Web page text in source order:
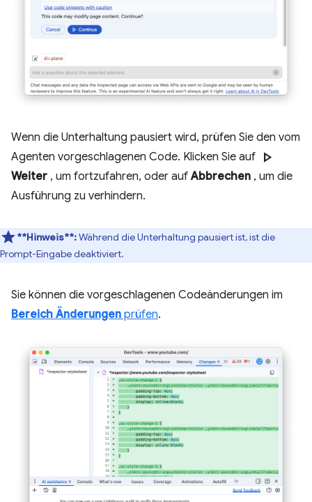
Wenn die Unterhaltung pausiert wird, prüfen Sie den vom
Agenten vorgeschlagenen Code. Klicken Sie auf play_arrow
Weiter , um fortzufahren, oder aufAbbrechen , um die
Ausführung zu verhindern.
**Hinweis**:Während die Unterhaltung pausiert ist, ist die
Prompt-Eingabe deaktiviert.
Sie können die vorgeschlagenen Codeänderungen im
Bereich Änderungen prüfen.